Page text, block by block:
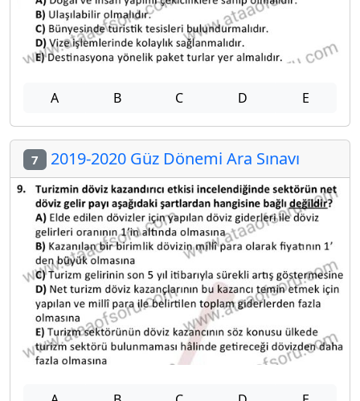
A B C D E
7 2019-2020 Güz Dönemi Ara Sınavı